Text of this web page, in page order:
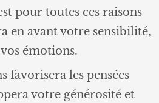
pour toutes ces raisons
en avant votre sensibilité,
émotions.
favorisera les pensées
votre générosité et